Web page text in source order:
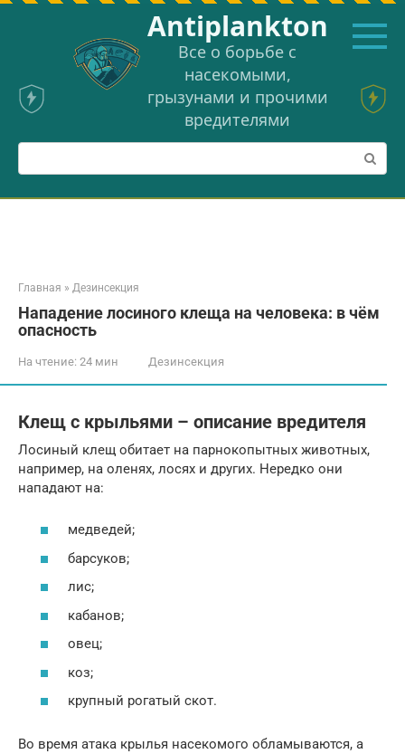
Перейти
Аntiplankton
Все о борьбе с
насекомыми,
грызунами и прочими
вредителями
Поиск:
Главная » Дезинсекция
Нападение лосиного клеща на человека: в чём
опасность
На чтение: 24 мин Дезинсекция
Клещ с крыльями – описание вредителя
Лосиный клещ обитает на парнокопытных животных,
например, на оленях, лосях и других. Нередко они
нападают на:
медведей;
барсуков;
лис;
кабанов;
овец;
коз;
крупный рогатый скот.
Во время атака крылья насекомого обламываются, а